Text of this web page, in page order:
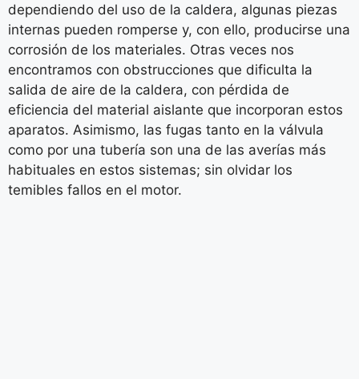
dependiendo del uso de la caldera, algunas piezas
internas pueden romperse y, con ello, producirse una
corrosión de los materiales. Otras veces nos
encontramos con obstrucciones que dificulta la
salida de aire de la caldera, con pérdida de
eficiencia del material aislante que incorporan estos
aparatos. Asimismo, las fugas tanto en la válvula
como por una tubería son una de las averías más
habituales en estos sistemas; sin olvidar los
temibles fallos en el motor.